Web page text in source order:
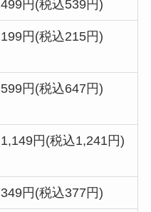
499円(税込539円)
199円(税込215円)
599円(税込647円)
1,149円(税込1,241円)
349円(税込377円)